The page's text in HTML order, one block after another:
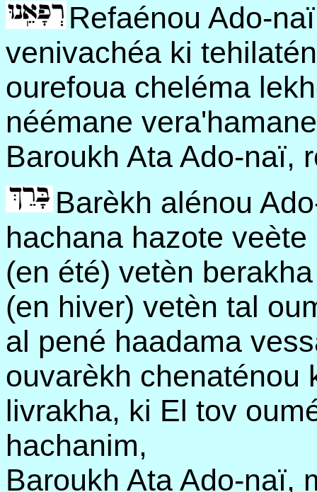
Refaénou Ado-
venivachéa ki
ourefoua cheléma
néémane
Baroukh Ata Ado-naï,
Barèkh alénou
hachana hazote
(en été) vetèn berakha
(en hiver) vetèn tal
al pené haadama
ouvarèkh chenaténou
livrakha, ki El tov
hachanim,
Baroukh Ata Ado-naï,